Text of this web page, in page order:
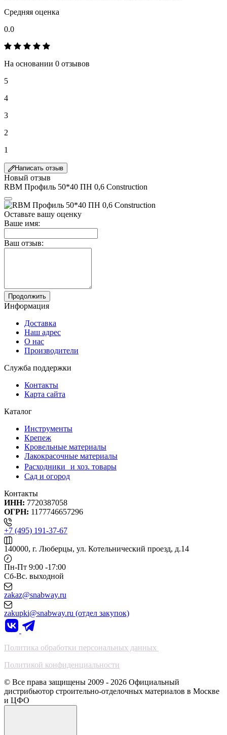
Средняя оценка
0.0
На основании 0 отзывов
5
4
3
2
1
Написать отзыв
Новый отзыв
RBM Профиль 50*40 ПН 0,6 Сonstruction
Оставьте вашу оценку
Ваше имя:
Ваш отзыв:
Продолжить
Информация
Доставка
Наш адрес
О нас
Производители
Служба поддержки
Контакты
Карта сайта
Каталог
Инструменты
Крепеж
Кровельные материалы
Лакокрасочные материалы
Расходники и хоз. товары
Сад и огород
Контакты
ИНН: 7720387058
ОГРН: 1177746657296
+7 (495) 191-37-67
140000, г. Люберцы, ул. Котельнический проезд, д.14
Пн-Пт 9:00 -17:00
Сб-Вс. выходной
zakaz@snabway.ru
zakupki@snabway.ru (отдел закупок)
Политика обработки персональных данных
Политикой конфиденциальности
© Все права защищены 2009 - 2026 Официальный
дистрибьютор строительно-отделочных материалов в Москве
и ЦФО